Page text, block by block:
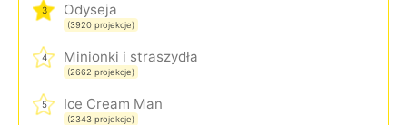
3 Odyseja
(3920 projekcje)
4 Minionki i straszydła
(2662 projekcje)
5 Ice Cream Man
(2343 projekcje)